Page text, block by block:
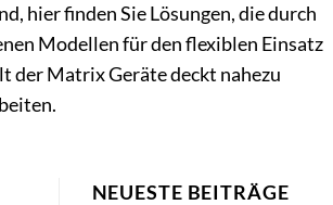
hier finden Sie Lösungen, die durch
Modellen für den flexiblen Einsatz
der Matrix Geräte deckt nahezu
NEUESTE BEITRÄGE